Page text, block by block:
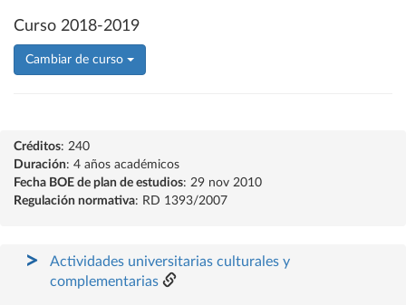
Curso 2018-2019
Cambiar de curso
Créditos: 240
Duración: 4 años académicos
Fecha BOE de plan de estudios: 29 nov 2010
Regulación normativa: RD 1393/2007
Actividades universitarias culturales y
complementarias